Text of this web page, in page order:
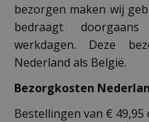
bezorgen maken wij
bedraagt
werkdagen. Deze
Nederland als België.
Bezorgkosten
Bestellingen van €